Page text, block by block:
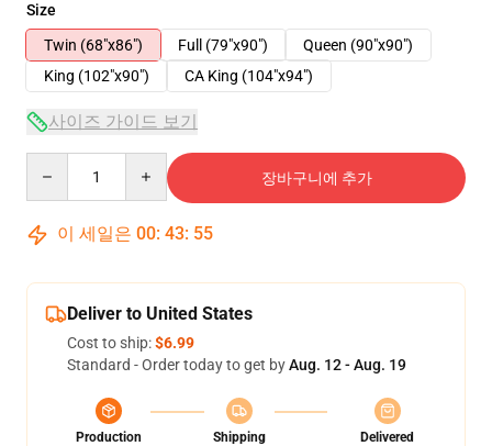
Size
Twin (68"x86")
Full (79"x90")
Queen (90"x90")
King (102"x90")
CA King (104"x94")
사이즈 가이드 보기
장바구니에 추가
이 세일은 00: 43: 54
Deliver to United States
Cost to ship:$6.99
Standard - Order today to get byAug. 12 - Aug. 19
Production
Shipping
Delivered